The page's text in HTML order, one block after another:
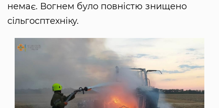
немає. Вогнем було повністю знищено
сільгосптехніку.